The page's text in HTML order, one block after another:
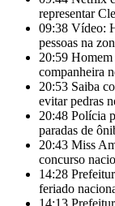
representar
09:38 Vídeo:
pessoas na
20:59 Homem
companheira
20:53 Saiba
evitar pedras
20:48 Polícia
paradas de
20:43 Miss
concurso
14:28
feriado
14:13